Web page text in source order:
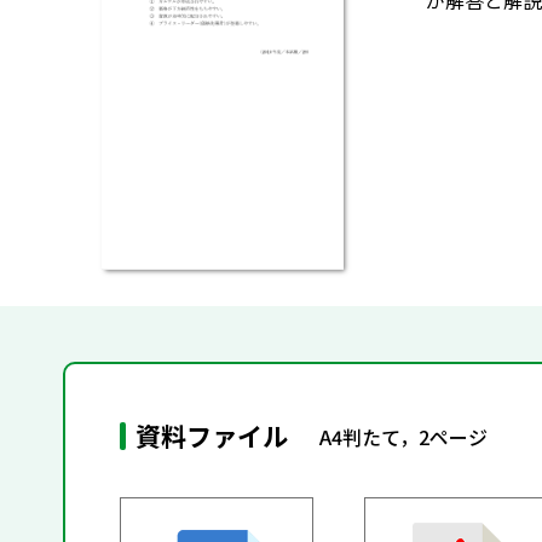
資料ファイル A4判たて，2ページ